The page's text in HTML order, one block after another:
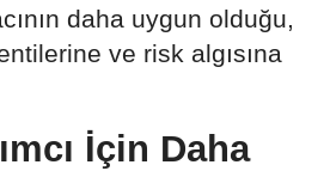
daha uygun olduğu,
ve risk algısına
İçin Daha